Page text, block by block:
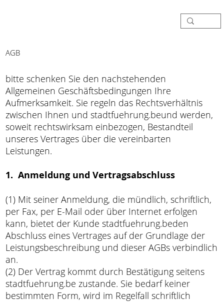
AGB
bitte schenken Sie den nachstehenden
Allgemeinen Geschäftsbedingungen Ihre
Aufmerksamkeit. Sie regeln das Rechtsverhältnis
zwischen Ihnen und stadtfuehrung.beund werden,
soweit rechtswirksam einbezogen, Bestandteil
unseres Vertrages über die vereinbarten
Leistungen.
1. Anmeldung und Vertragsabschluss
(1) Mit seiner Anmeldung, die mündlich, schriftlich,
per Fax, per E-Mail oder über Internet erfolgen
kann, bietet der Kunde stadtfuehrung.beden
Abschluss eines Vertrages auf der Grundlage der
Leistungsbeschreibung und dieser AGBs verbindlich
an.
(2) Der Vertrag kommt durch Bestätigung seitens
stadtfuehrung.be zustande. Sie bedarf keiner
bestimmten Form, wird im Regelfall schriftlich